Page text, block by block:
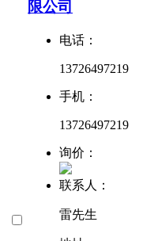
限公司
电话：
13726497219
手机：
13726497219
询价：
联系人：
雷先生